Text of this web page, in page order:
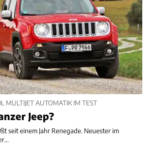
MULTIJET AUTOMATIK IM TEST
Jeep?
seit einem Jahr Renegade. Neuester im